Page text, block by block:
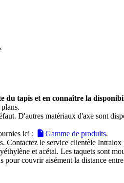
du tapis et en connaître la
D'autres matériaux d'axe sont
ici :
Gamme de produits.
Contactez le service clientèle
et acétal. Les taquets sont
pour couvrir aisément la distance